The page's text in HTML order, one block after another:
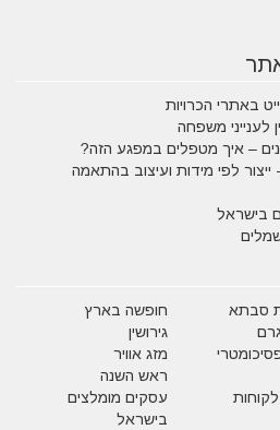
לענייני משפחה
– איך מטפלים במפגע הזה?
לפי מידות ועיצוב בהתאמה
בישראל
סבתא
חופשה בארץ
גירושין
מזג אוויר
ראש השנה
עסקים מומלצים
בישראל